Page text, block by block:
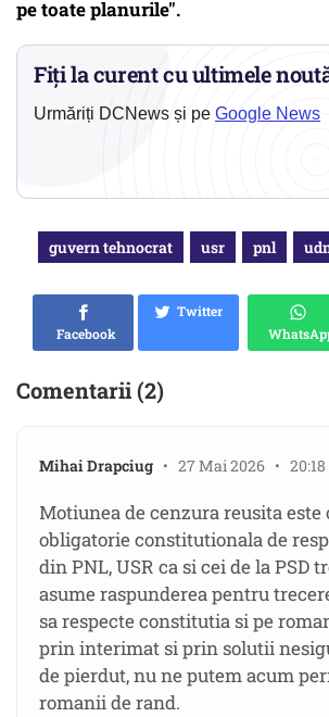
pe toate planurile".
Fiți la curent cu ultimele
Urmăriți DCNews și pe Google News
guvern tehnocrat usr pnl
Facebook
Twitter
Comentarii (2)
Mihai Drapciug • 27 Mai 2026 • 20:18
Motiunea de cenzura reusita este
obligatorie constitutionala de
din PNL, USR ca si cei de la PSD
asume raspunderea pentru
sa respecte constitutia si pe
prin interimat si prin solutii
de pierdut, nu ne putem acum
romanii de rand.